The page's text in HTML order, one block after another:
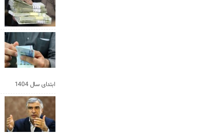
ابتدای سال 1404